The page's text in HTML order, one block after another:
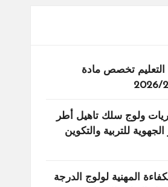
التعليم تخصص مادة
ولوج سلك تاهيل أطر
للتربية والتكوين
المهنية لولوج الدرجة